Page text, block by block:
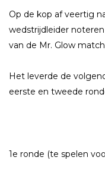
Op de kop af veertig
wedstrijdleider
van de Mr. Glow
Het leverde de
eerste en tweede
1e ronde (te spelen